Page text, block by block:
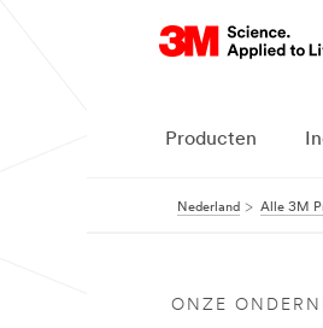
Producten
Nederland Alle 3M
ONZE